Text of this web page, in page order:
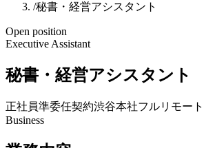
/秘書・経営アシスタント
Open position
Executive Assistant
秘書・経営アシスタント
正社員準委任契約渋谷本社フルリモート
Business